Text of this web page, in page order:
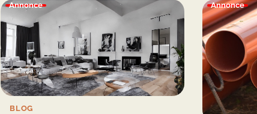
Annonce
BLOG
Annonce